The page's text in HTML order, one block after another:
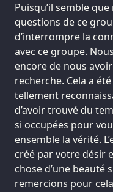
Puisqu’il semble
questions de ce
d’interrompre la
avec ce groupe.
encore de nous
recherche. Cela a
tellement
d’avoir trouvé du
si occupées pour
ensemble la vérité.
créé par votre désir
chose d’une beauté
remercions pour